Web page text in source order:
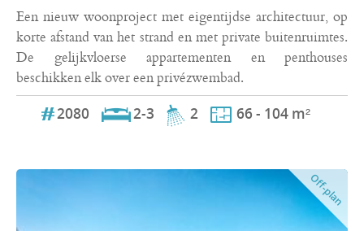
Een nieuw woonproject met eigentijdse architectuur, op
korte afstand van het strand en met private buitenruimtes.
De gelijkvloerse appartementen en penthouses
beschikken elk over een privézwembad.
2080 2-3 2 66 - 104 m²
Off-plan